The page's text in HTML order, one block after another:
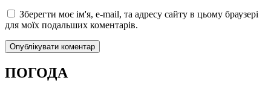
Зберегти моє ім'я, e-mail, та адресу сайту в цьому браузері
для моїх подальших коментарів.
ПОГОДА